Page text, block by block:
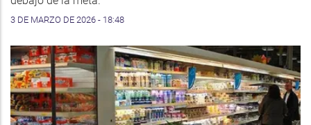
3 DE MARZO DE 2026 - 18:48